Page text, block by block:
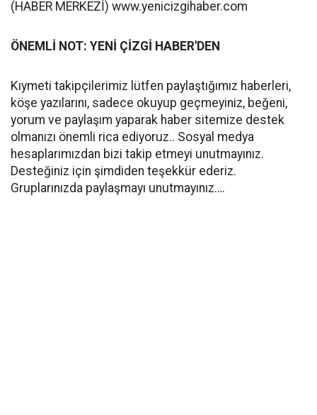
(HABER MERKEZİ) www.yenicizgihaber.com
ÖNEMLİ NOT: YENİ ÇİZGİ HABER'DEN
Kıymeti takipçilerimiz lütfen paylaştığımız haberleri,
köşe yazılarını, sadece okuyup geçmeyiniz, beğeni,
yorum ve paylaşım yaparak haber sitemize destek
olmanızı önemli rica ediyoruz.. Sosyal medya
hesaplarımızdan bizi takip etmeyi unutmayınız.
Desteğiniz için şimdiden teşekkür ederiz.
Gruplarınızda paylaşmayı unutmayınız….